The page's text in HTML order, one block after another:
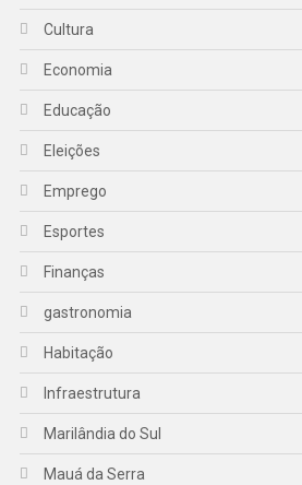
Cultura
Economia
Educação
Eleições
Emprego
Esportes
Finanças
gastronomia
Habitação
Infraestrutura
Marilândia do Sul
Mauá da Serra